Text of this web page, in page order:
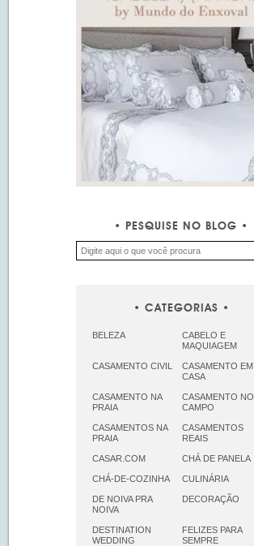
PESQUISE NO BLOG
CATEGORIAS
BELEZA
CABELO E
MAQUIAGEM
CASAMENTO CIVIL
CASAMENTO EM
CASA
CASAMENTO NA
PRAIA
CASAMENTO NO
CAMPO
CASAMENTOS NA
PRAIA
CASAMENTOS
REAIS
CASAR.COM CHÁ DE PANELA
CHÁ-DE-COZINHA CULINÁRIA
DE NOIVA PRA
NOIVA
DECORAÇÃO
DESTINATION
WEDDING
FELIZES PARA
SEMPRE